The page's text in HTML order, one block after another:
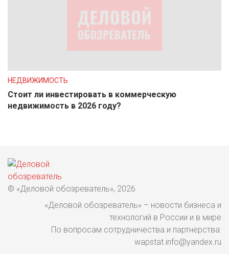
НЕДВИЖИМОСТЬ
Стоит ли инвестировать в коммерческую
недвижимость в 2026 году?
© «Деловой обозреватель», 2026
«Деловой обозреватель» – новости бизнеса и
технологий в России и в мире
По вопросам сотрудничества и партнерства:
wapstat.info@yandex.ru